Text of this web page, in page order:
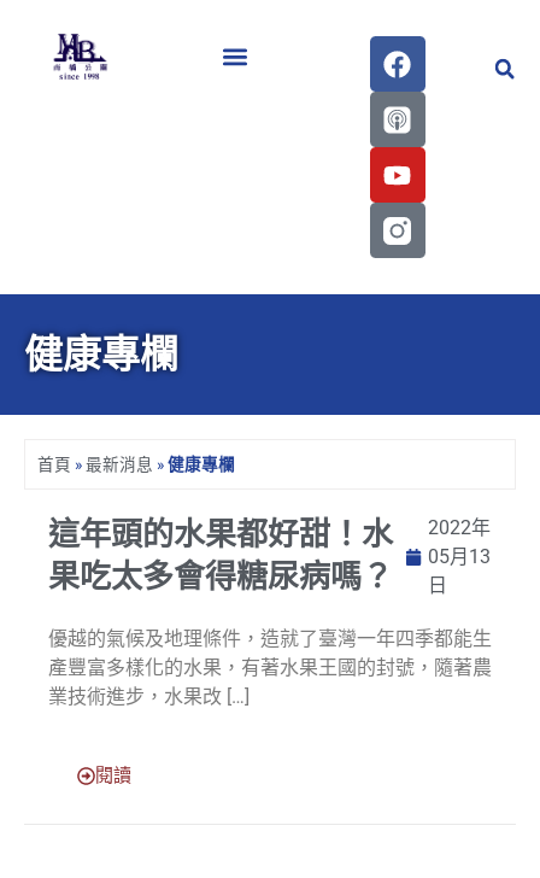
健康專欄
首頁 »最新消息 »健康專欄
這年頭的水果都好甜！水
果吃太多會得糖尿病嗎？
2022年
05月13
日
優越的氣候及地理條件，造就了臺灣一年四季都能生
產豐富多樣化的水果，有著水果王國的封號，隨著農
業技術進步，水果改 […]
閱讀